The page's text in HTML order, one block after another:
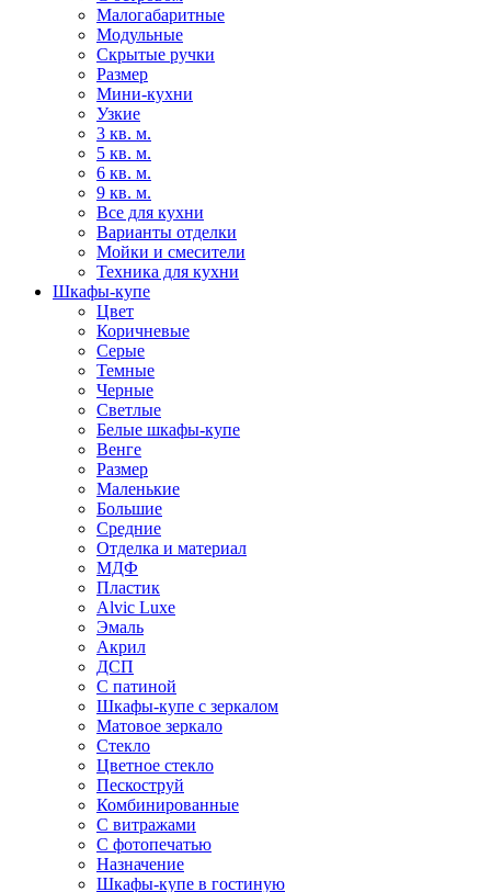
Малогабаритные
Модульные
Скрытые ручки
Размер
Мини-кухни
Узкие
3 кв. м.
5 кв. м.
6 кв. м.
9 кв. м.
Все для кухни
Варианты отделки
Мойки и смесители
Техника для кухни
Шкафы-купе
Цвет
Коричневые
Серые
Темные
Черные
Светлые
Белые шкафы-купе
Венге
Размер
Маленькие
Большие
Средние
Отделка и материал
МДФ
Пластик
Alvic Luxe
Эмаль
Акрил
ДСП
С патиной
Шкафы-купе с зеркалом
Матовое зеркало
Стекло
Цветное стекло
Пескоструй
Комбинированные
С витражами
С фотопечатью
Назначение
Шкафы-купе в гостиную